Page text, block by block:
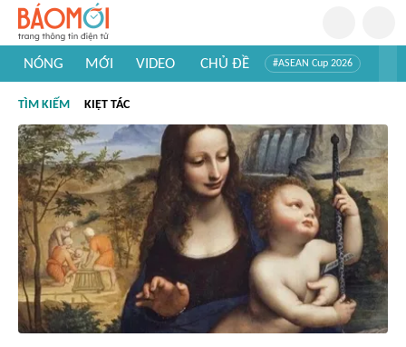
NÓNG MỚI VIDEO CHỦ ĐỀ #ASEAN Cup 2026
#Khám phá Việt Nam
TÌM KIẾM KIỆT TÁC